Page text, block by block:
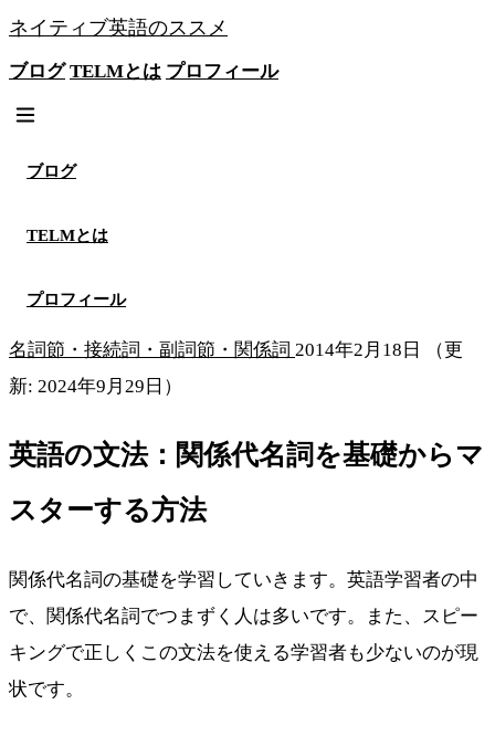
ネイティブ英語のススメ
ブログ TELMとは プロフィール
ブログ
TELMとは
プロフィール
名詞節・接続詞・副詞節・関係詞 2014年2月18日
（更
新: 2024年9月29日）
英語の文法：関係代名詞を基礎からマ
スターする方法
関係代名詞の基礎を学習していきます。英語学習者の中
で、関係代名詞でつまずく人は多いです。また、スピー
キングで正しくこの文法を使える学習者も少ないのが現
状です。